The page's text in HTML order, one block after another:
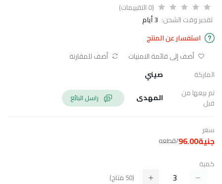
(0 التقييمات)
تقدير وقت الشحن: 3 أيام
استفسار عن المنتج
أضف إلى قائمة الامنيات
أضف للمقارنة
الماركة
صيني
تم بيعها من
قبل
المهدى
سعر
جنية96.00 /قطعه
كمية
(
50 متاح)